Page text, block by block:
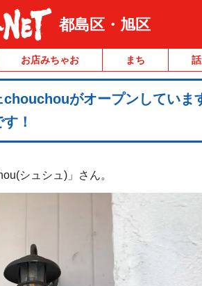
都島区・旭区
お店みちゃお まち
chouchouがオープンしていま
！
シュシュ)」さん。